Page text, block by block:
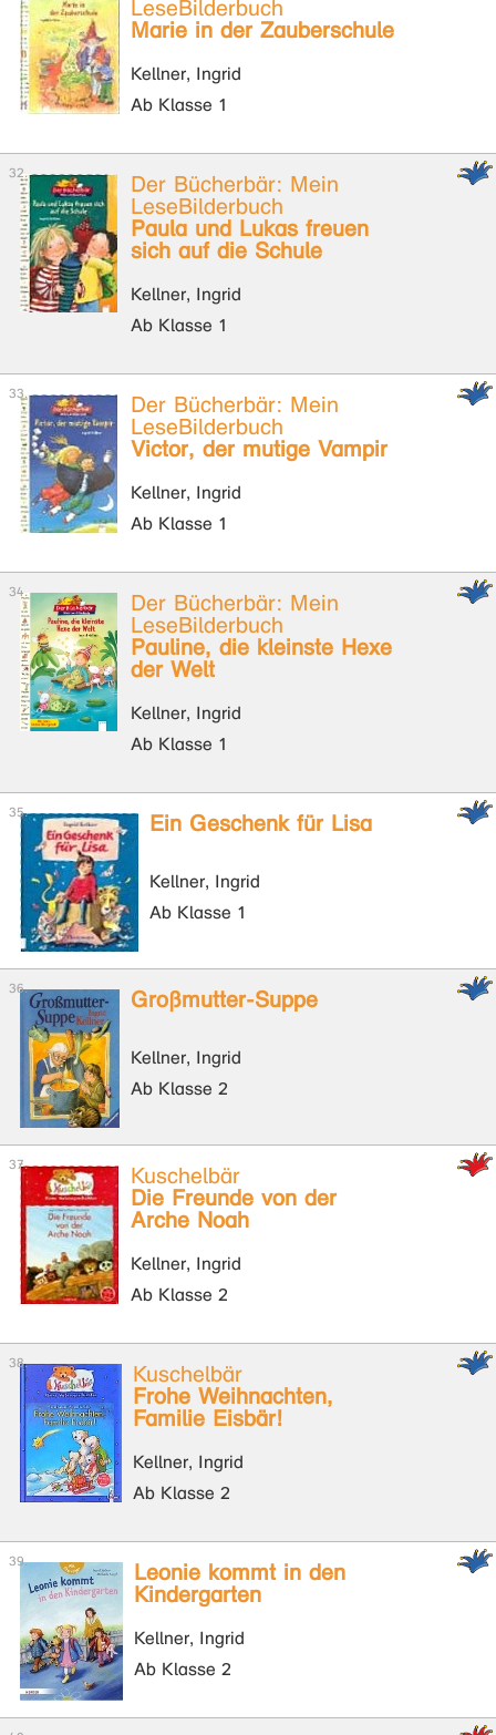
LeseBilderbuch
Marie in der Zauberschule
Kellner, Ingrid
Ab Klasse 1
Der Bücherbär: Mein
LeseBilderbuch
Paula und Lukas freuen
sich auf die Schule
Kellner, Ingrid
Ab Klasse 1
Der Bücherbär: Mein
LeseBilderbuch
Victor, der mutige Vampir
Kellner, Ingrid
Ab Klasse 1
Der Bücherbär: Mein
LeseBilderbuch
Pauline, die kleinste Hexe
der Welt
Kellner, Ingrid
Ab Klasse 1
Ein Geschenk für Lisa
Kellner, Ingrid
Ab Klasse 1
Großmutter-Suppe
Kellner, Ingrid
Ab Klasse 2
Kuschelbär
Die Freunde von der
Arche Noah
Kellner, Ingrid
Ab Klasse 2
Kuschelbär
Frohe Weihnachten,
Familie Eisbär!
Kellner, Ingrid
Ab Klasse 2
Leonie kommt in den
Kindergarten
Kellner, Ingrid
Ab Klasse 2